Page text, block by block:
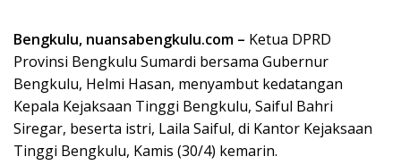
Bengkulu, nuansabengkulu.com – Ketua DPRD
Provinsi Bengkulu Sumardi bersama Gubernur
Bengkulu, Helmi Hasan, menyambut kedatangan
Kepala Kejaksaan Tinggi Bengkulu, Saiful Bahri
Siregar, beserta istri, Laila Saiful, di Kantor Kejaksaan
Tinggi Bengkulu, Kamis (30/4) kemarin.